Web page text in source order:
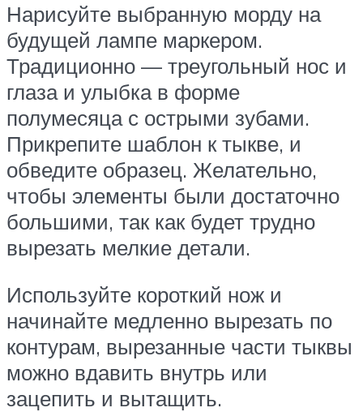
Нарисуйте выбранную морду на
будущей лампе маркером.
Традиционно — треугольный нос и
глаза и улыбка в форме
полумесяца с острыми зубами.
Прикрепите шаблон к тыкве, и
обведите образец. Желательно,
чтобы элементы были достаточно
большими, так как будет трудно
вырезать мелкие детали.
Используйте короткий нож и
начинайте медленно вырезать по
контурам, вырезанные части тыквы
можно вдавить внутрь или
зацепить и вытащить.